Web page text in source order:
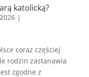
katolicką?
|
coraz częściej
rodzin zastanawia
zgodne z